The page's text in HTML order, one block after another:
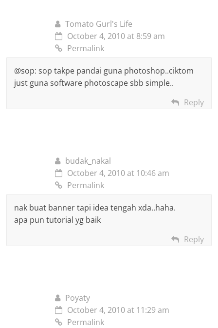
Tomato Gurl's Life
October 4, 2010 at 8:59 am
Permalink
@sop: sop takpe pandai guna photoshop..ciktom
just guna software photoscape sbb simple..
Reply
budak_nakal
October 4, 2010 at 10:46 am
Permalink
nak buat banner tapi idea tengah xda..haha.
apa pun tutorial yg baik
Reply
Poyaty
October 4, 2010 at 11:29 am
Permalink